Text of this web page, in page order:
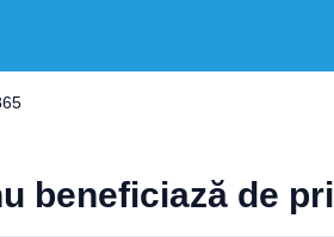
beneficiază de